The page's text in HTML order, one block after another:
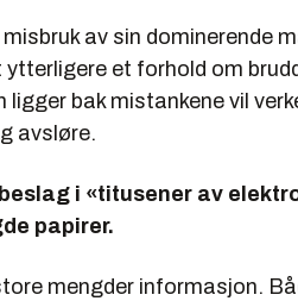
av sin dominerende
et forhold om
bak mistankene vil
avsløre.
i «titusener av
papirer.
mengder informasjon.